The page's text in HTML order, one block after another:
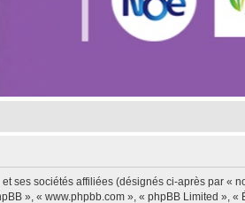
ses sociétés affiliées (désignés ci-après par «
», « www.phpbb.com », « phpBB Limited »,